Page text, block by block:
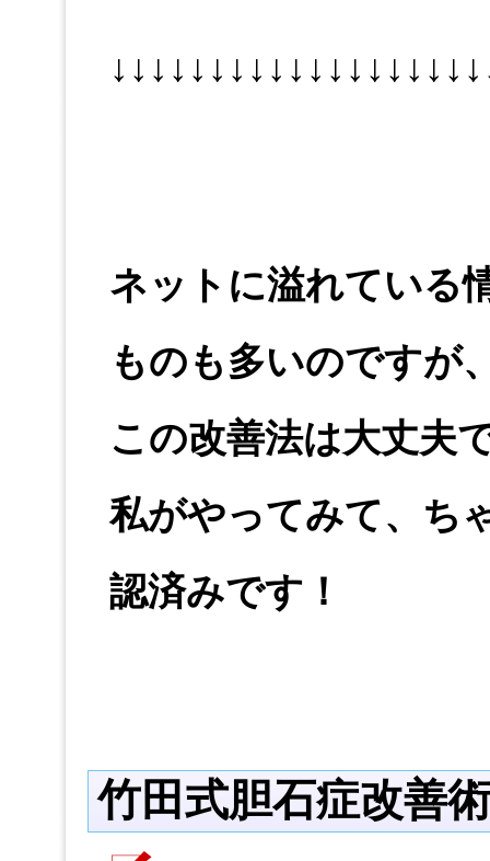
ネットに溢れている
ものも多いのですが
この改善法は大丈夫
私がやってみて、ち
認済みです！
竹田式胆石症改善